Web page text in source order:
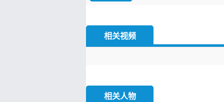
相关视频
相关人物